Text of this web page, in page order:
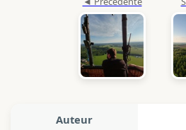
Auteur